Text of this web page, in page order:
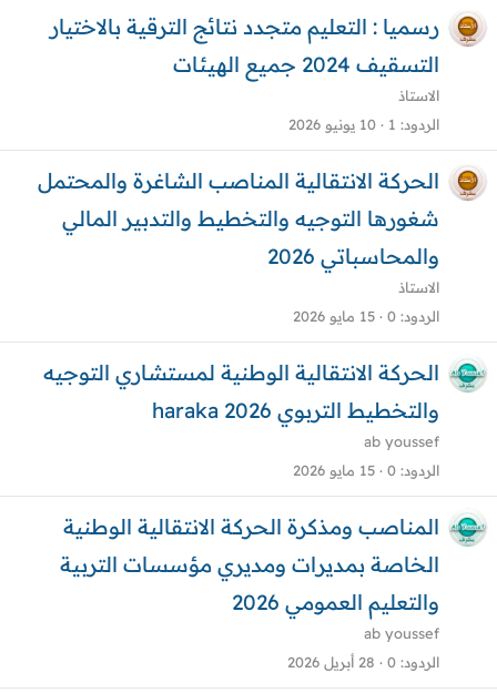
رسميا : التعليم متجدد نتائج الترقية بالاختيار
التسقيف 2024 جميع الهيئات
الاستاذ
الردود 1 10 يونيو 2026
الحركة الانتقالية المناصب الشاغرة والمحتمل
شغورها التوجيه والتخطيط والتدبير المالي
والمحاسباتي 2026
الاستاذ
الردود 0 15 مايو 2026
الحركة الانتقالية الوطنية لمستشاري التوجيه
والتخطيط التربوي 2026 haraka
ab youssef
الردود 0 15 مايو 2026
المناصب ومذكرة الحركة الانتقالية الوطنية
الخاصة بمديرات ومديري مؤسسات التربية
والتعليم العمومي 2026
ab youssef
الردود 0 28 أبريل 2026